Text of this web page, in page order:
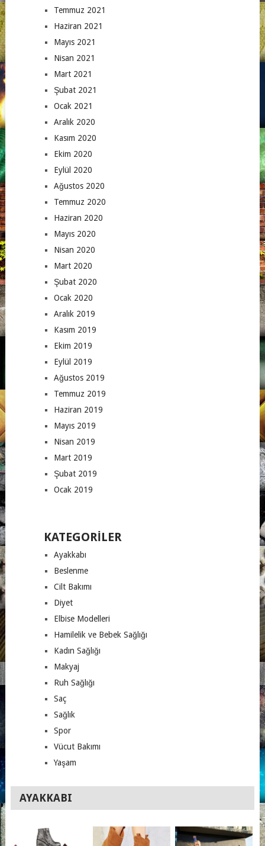
Temmuz 2021
Haziran 2021
Mayıs 2021
Nisan 2021
Mart 2021
Şubat 2021
Ocak 2021
Aralık 2020
Kasım 2020
Ekim 2020
Eylül 2020
Ağustos 2020
Temmuz 2020
Haziran 2020
Mayıs 2020
Nisan 2020
Mart 2020
Şubat 2020
Ocak 2020
Aralık 2019
Kasım 2019
Ekim 2019
Eylül 2019
Ağustos 2019
Temmuz 2019
Haziran 2019
Mayıs 2019
Nisan 2019
Mart 2019
Şubat 2019
Ocak 2019
KATEGORILER
Ayakkabı
Beslenme
Cilt Bakımı
Diyet
Elbise Modelleri
Hamilelik ve Bebek Sağlığı
Kadın Sağlığı
Makyaj
Ruh Sağlığı
Saç
Sağlık
Spor
Vücut Bakımı
Yaşam
AYAKKABI